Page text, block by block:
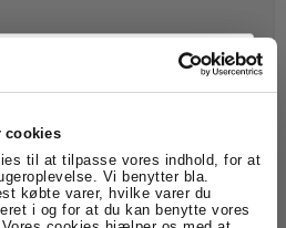
cookies
til at tilpasse vores indhold, for at
Vi benytter bla.
købte varer, hvilke varer du
i og for at du kan benytte vores
dig